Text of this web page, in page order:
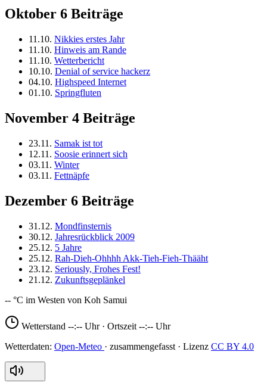
Oktober 6 Beiträge
11.10. Nikkies erstes Jahr
11.10. Hinweis am Rande
11.10. Wetterbericht
10.10. Denial of service hackerz
04.10. Highspeed Internet
01.10. Springfluten
November 4 Beiträge
23.11. Samak ist tot
12.11. Soosie erinnert sich
03.11. Winter
03.11. Fettnäpfe
Dezember 6 Beiträge
31.12. Mondfinsternis
30.12. Jahresrückblick 2009
25.12. 5 Jahre
25.12. Rah-Dieh-Ohhhh Akk-Tieh-Fieh-Thääht
23.12. Seriously, Frohes Fest!
21.12. Zukunftsgeplänkel
--
Wetterstand --:-- Uhr · Ortszeit --:-- Uhr
Open-Meteo
CC BY 4.0